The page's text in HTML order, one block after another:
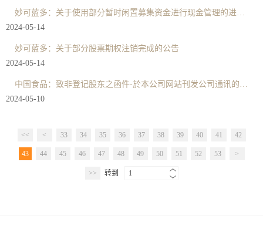
2024-05-14
妙可蓝多：关于部分股票期权注销完成的公告
2024-05-14
2024-05-10
<< < 33 34 35 36 37 38 39 40 41 42
43 44 45 46 47 48 49 50 51 52 53 >
>> 转到 1